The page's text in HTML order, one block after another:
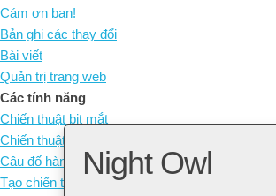
Cám ơn bạn!
Bản ghi các thay đổi
Bài viết
Quản trị trang web
Các tính năng
Chiến thuật bịt mắt
Chiến thuật không quân cờ
Câu đố hàng ngày
Tạo chiến thuật của riêng bạn
Night Owl